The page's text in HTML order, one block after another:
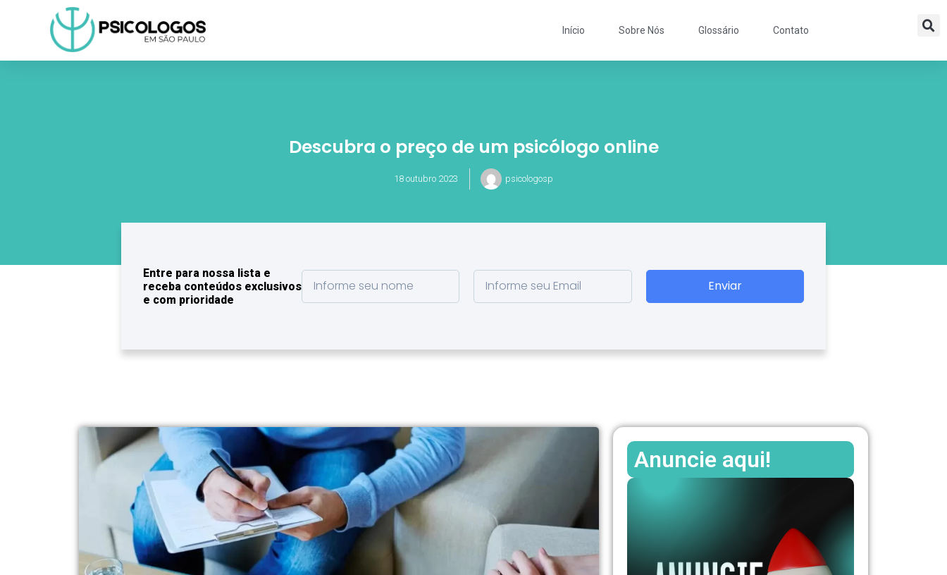
Início Sobre Nós Glossário Contato
Descubra o preço de um psicólogo online
18 outubro 2023 psicologosp
Enviar
Entre para nossa lista e
receba conteúdos exclusivos
e com prioridade
Anuncie aqui!